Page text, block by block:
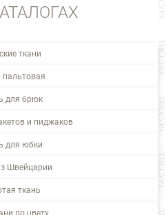
ткани
пальтовая
для брюк
и пиджаков
для юбки
Швейцарии
ткань